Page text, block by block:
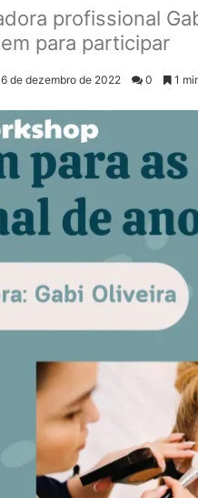
profissional
para participar
6 de dezembro de 2022 0 1